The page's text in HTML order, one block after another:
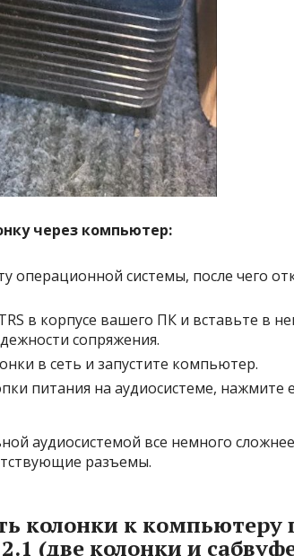
через компьютер:
операционной системы, после чего
в корпусе вашего ПК и вставьте в
сопряжения.
в сеть и запустите компьютер.
питания на аудиосистеме, нажмите
аудиосистемой все немного
разъемы.
колонки к компьютеру
(две колонки и